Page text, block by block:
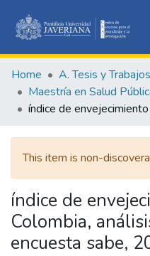
Home A. Tesis y
Maestría en Salud
This item is non-
índice de
Colombia,
encuesta sabe,